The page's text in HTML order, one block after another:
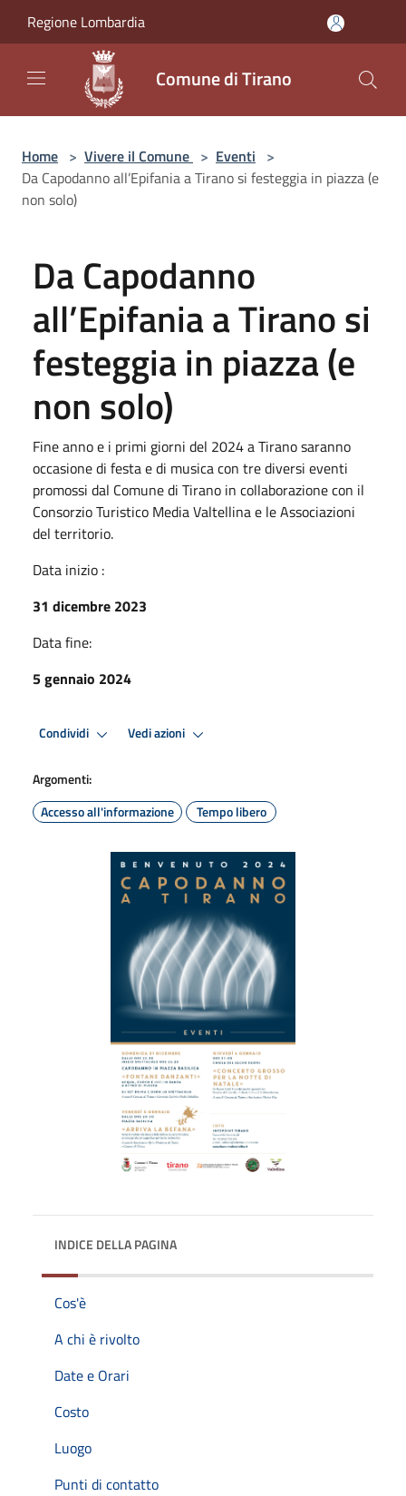
Regione Lombardia
Comune di Tirano
Home > Vivere il Comune > Eventi >
Da Capodanno all’Epifania a Tirano si festeggia in piazza (e
non solo)
Da Capodanno
all’Epifania a Tirano si
festeggia in piazza (e
non solo)
Fine anno e i primi giorni del 2024 a Tirano saranno
occasione di festa e di musica con tre diversi eventi
promossi dal Comune di Tirano in collaborazione con il
Consorzio Turistico Media Valtellina e le Associazioni
del territorio.
Data inizio :
31 dicembre 2023
Data fine:
5 gennaio 2024
Condividi Vedi azioni
Argomenti:
Accesso all'informazione
Tempo libero
INDICE DELLA PAGINA
Cos'è
A chi è rivolto
Date e Orari
Costo
Luogo
Punti di contatto